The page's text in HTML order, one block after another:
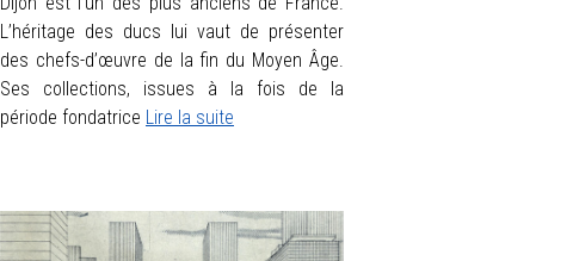
L’héritage des ducs lui vaut de présenter
des chefs-d’œuvre de la fin du Moyen Âge.
Ses collections, issues à la fois de la
période fondatrice Lire la suite